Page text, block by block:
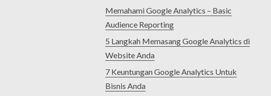
Memahami Google Analytics – Basic
Audience Reporting
5 Langkah Memasang Google Analytics di
Website Anda
7 Keuntungan Google Analytics Untuk
Bisnis Anda